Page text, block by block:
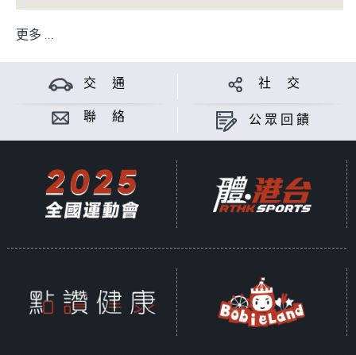
更多 ...
交 通 社 交
聯 絡 公眾回饋